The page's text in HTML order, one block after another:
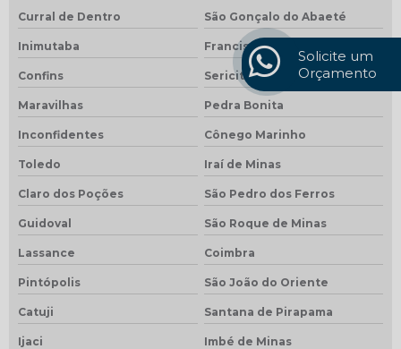
Curral de Dentro São Gonçalo do Abaeté
Inimutaba Francisco Badaró
Confins Sericita
Maravilhas Pedra Bonita
Inconfidentes Cônego Marinho
Toledo Iraí de Minas
Claro dos Poções São Pedro dos Ferros
Guidoval São Roque de Minas
Lassance Coimbra
Pintópolis São João do Oriente
Catuji Santana de Pirapama
Ijaci Imbé de Minas
Solicite um
Orçamento